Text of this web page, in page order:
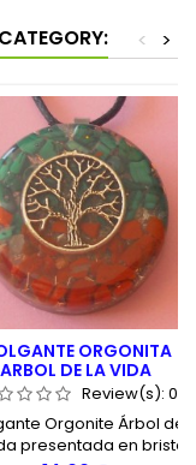
>
<
ORGONITA
ARBOL DE LA VIDA
Review(s): 0
Orgonite Árbol de
presentada en brister